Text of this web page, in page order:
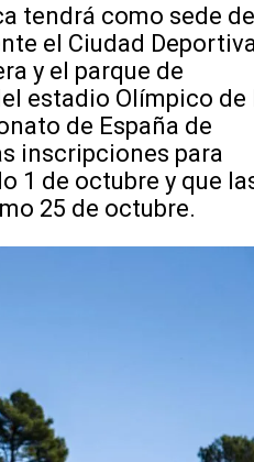
tendrá como sede de
el Ciudad
y el parque de
estadio Olímpico de
de España de
inscripciones para
1 de octubre y que
25 de octubre.